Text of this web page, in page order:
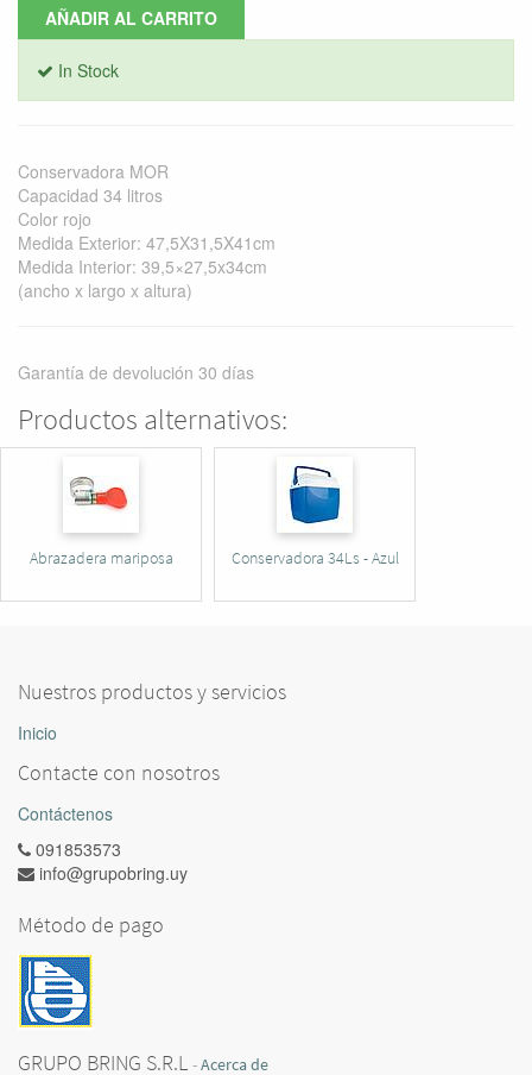
AÑADIR AL CARRITO
In Stock
Conservadora MOR
Capacidad 34 litros
Color rojo
Medida Exterior: 47,5X31,5X41cm
Medida Interior: 39,5×27,5x34cm
(ancho x largo x altura)
Garantía de devolución 30 días
Productos alternativos:
Abrazadera mariposa Conservadora 34Ls - Azul
Nuestros productos y servicios
Inicio
Contacte con nosotros
Contáctenos
091853573
info@grupobring.uy
Método de pago
GRUPO BRING S.R.L -Acerca de